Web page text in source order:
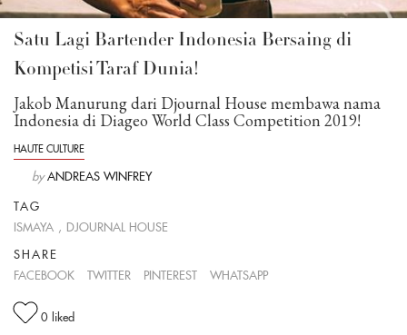
Satu Lagi Bartender Indonesia Bersaing di
Kompetisi Taraf Dunia!
Jakob Manurung dari Djournal House membawa nama
Indonesia di Diageo World Class Competition 2019!
HAUTE CULTURE
by ANDREAS WINFREY
TAG
ISMAYA , DJOURNAL HOUSE
SHARE
FACEBOOK
TWITTER PINTEREST WHATSAPP
0 liked